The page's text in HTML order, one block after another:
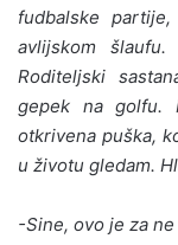
fudbalske
avlijskom šlaufu.
Roditeljski
gepek na golfu.
otkrivena puška,
u životu gledam.
-Sine, ovo je za